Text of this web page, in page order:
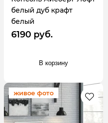
белый дуб крафт
белый
6190 руб.
В корзину
живое фото